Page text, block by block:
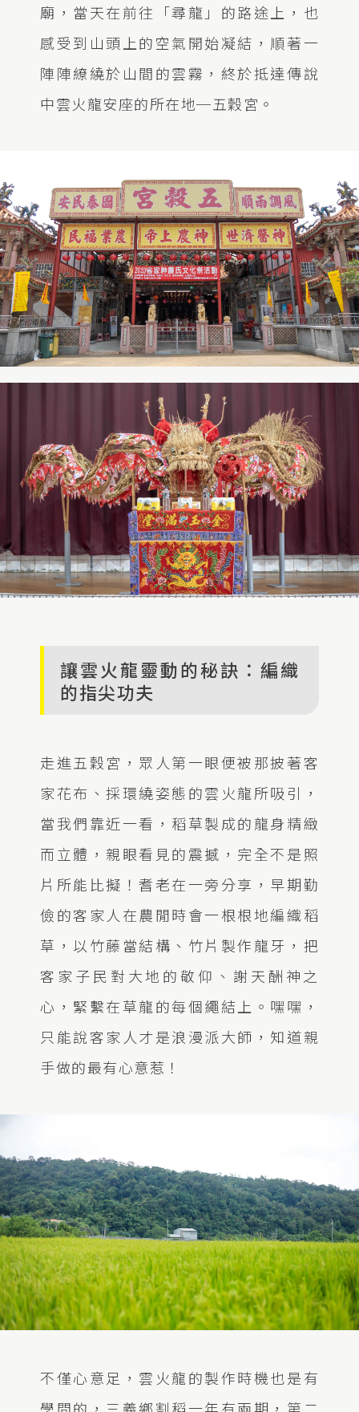
廟，當天在前往「尋龍」的路途上，也
感受到山頭上的空氣開始凝結，順著一
陣陣繚繞於山間的雲霧，終於抵達傳說
中雲火龍安座的所在地─五穀宮。
讓雲火龍靈動的秘訣：編織
的指尖功夫
走進五穀宮，眾人第一眼便被那披著客
家花布、採環繞姿態的雲火龍所吸引，
當我們靠近一看，稻草製成的龍身精緻
而立體，親眼看見的震撼，完全不是照
片所能比擬！耆老在一旁分享，早期勤
儉的客家人在農閒時會一根根地編織稻
草，以竹藤當結構、竹片製作龍牙，把
客家子民對大地的敬仰、謝天酬神之
心，緊繫在草龍的每個繩結上。嘿嘿，
只能說客家人才是浪漫派大師，知道親
手做的最有心意惹！
不僅心意足，雲火龍的製作時機也是有